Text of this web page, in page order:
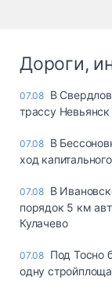
Дороги,
07.08 В
трассу
07.08 В
ход
07.08 В
порядок 5 км
Кулачево
07.08 Под Тосно
одну